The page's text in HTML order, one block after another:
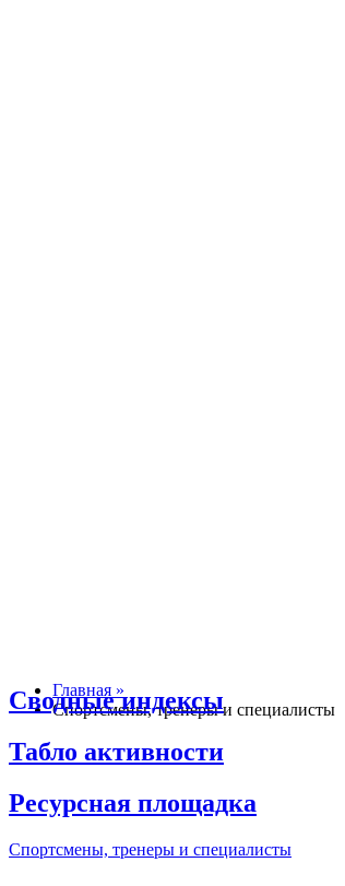
Главная »
Спортсмены, тренеры и специалисты
Сводные индексы
Табло активности
Ресурсная площадка
Спортсмены, тренеры и специалисты